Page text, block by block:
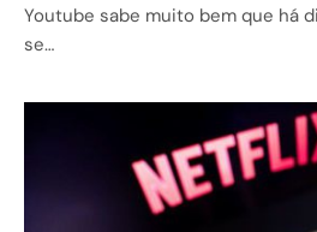
Youtube sabe muito bem que há
se…